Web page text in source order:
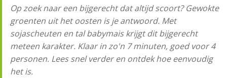
Op zoek naar een bijgerecht dat altijd scoort? Gewokte
groenten uit het oosten is je antwoord. Met
sojascheuten en tal babymais krijgt dit bijgerecht
meteen karakter. Klaar in zo'n 7 minuten, goed voor 4
personen. Lees snel verder en ontdek hoe eenvoudig
het is.